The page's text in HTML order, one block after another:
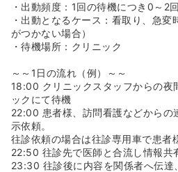
・出動頻度：1回の待機につき0～2
・出動となるケース：看取り、急
がつかない場合）
・待機場所：クリニック
～～1日の流れ（例）～～
18:00 クリニックスタッフからの夜
ックにて待機
22:00 患者様、訪問看護などからの
示依頼。
往診依頼の場合は往診専用車で患者
22:50 往診先で医師と合流し情報共
23:30 往診後に内容を関係者へ伝達